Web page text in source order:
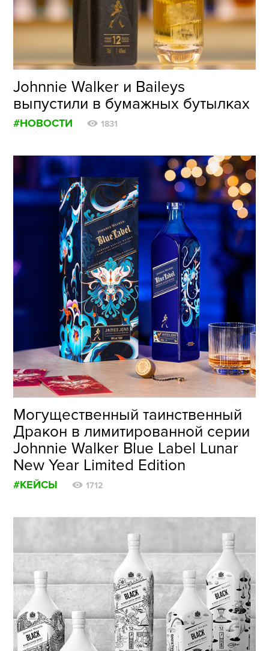
Johnnie Walker и Baileys
выпустили в бумажных бутылках
#НОВОСТИ 1831
Могущественный таинственный
Дракон в лимитированной серии
Johnnie Walker Blue Label Lunar
New Year Limited Edition
#КЕЙСЫ 1712
ФОТОГРАФИЯ
ТИПОГРАФИКА
ИСТОРИИ БРЕНДОВ
О ПРОЕКТЕ